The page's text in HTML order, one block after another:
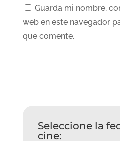
Guarda mi nombre,
web en este navegador
que comente.
Seleccione la
cine: